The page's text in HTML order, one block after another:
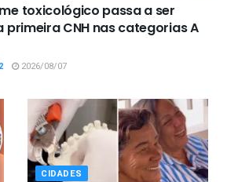
toxicológico passa a ser
primeira CNH nas categorias A
2026/08/07
CIDADES